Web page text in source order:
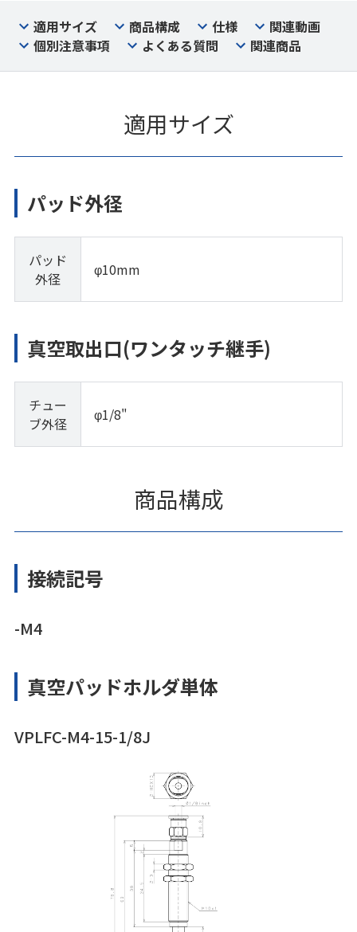
適用サイズ 商品構成 仕様
関連動画
個別注意事項
よくある質問 関連商品
適用サイズ
パッド外径
パッド
外径
φ10mm
真空取出口(ワンタッチ継手)
チュー
ブ外径
φ1/8"
商品構成
接続記号
-M4
真空パッドホルダ単体
VPLFC-M4-15-1/8J